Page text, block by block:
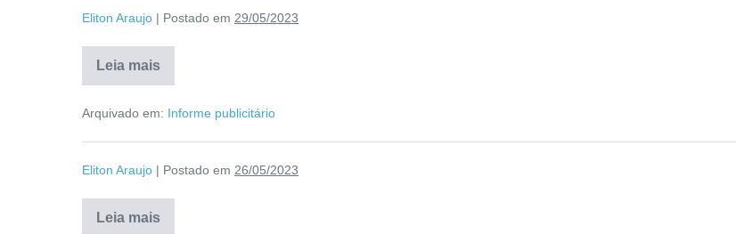
Eliton Araujo | Postado em 29/05/2023
Leia mais
Arquivado em: Informe publicitário
Eliton Araujo | Postado em 26/05/2023
Leia mais